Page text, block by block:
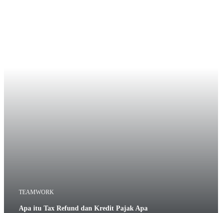
TEAMWORK
Apa itu Tax Refund dan Kredit Pajak Apa